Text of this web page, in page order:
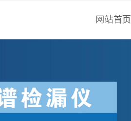
网站首页